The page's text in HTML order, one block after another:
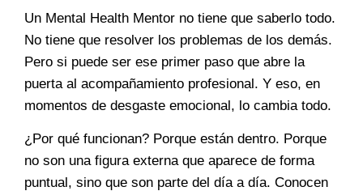
Un Mental Health Mentor no tiene que saberlo todo.
No tiene que resolver los problemas de los demás.
Pero si puede ser ese primer paso que abre la
puerta al acompañamiento profesional. Y eso, en
momentos de desgaste emocional, lo cambia todo.
¿Por qué funcionan? Porque están dentro. Porque
no son una figura externa que aparece de forma
puntual, sino que son parte del día a día. Conocen